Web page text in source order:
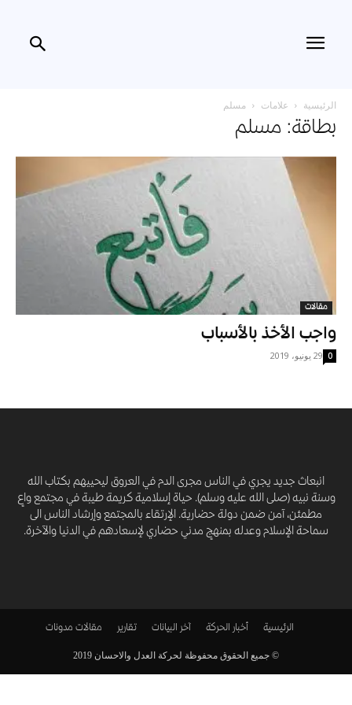
الرئيسية علامات مسلم
بطاقة: مسلم
مقالات
واجب الأخذ بالأسباب
29 يونيو، 2019 0
انبعاث جديد يجري في الناس مجرى الدم في العروق ليحييهم بكتاب الله
وسنة نبيه (صلى الله عليه وسلم). حياة إسلامية كريمة طيبة في مجتمع واعٍ
مطمئن، آمن ضمن دولة حضارية. الإرتقاء بالمجتمع وإرشاد الناس الى
سماحة الإسلام وعدله بمنهجٍ مدني حضاري لإسعادهم في الدنيا والآخرة.
الرئيسية أخبار الحركة آخر البيانات تقارير مقالات مدونات
© جميع الحقوق محفوظة لحركة العدل والاحسان 2019